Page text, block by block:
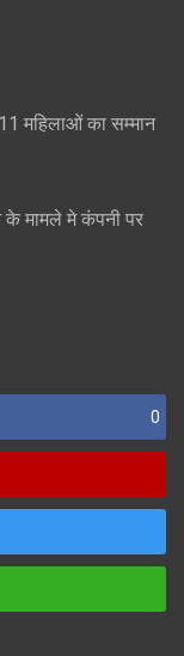
महिलाओं का सम्मान
के मामले मे कंपनी पर
0